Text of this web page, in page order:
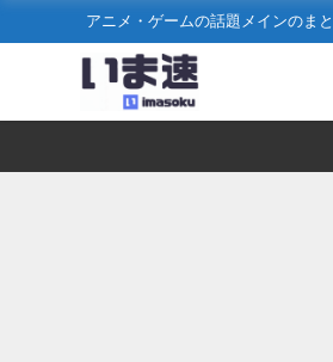
アニメ・ゲームの話題メインのま